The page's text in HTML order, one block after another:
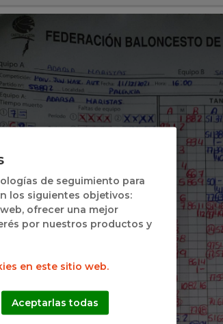
de seguimiento para
los siguientes objetivos:
ofrecer una mejor
por nuestros productos y
en este sitio web.
Aceptarlas todas